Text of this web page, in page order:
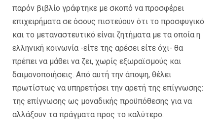
παρόν βιβλίο γράφτηκε με σκοπό να προσφέρει
επιχειρήματα σε όσους πιστεύουν ότι το προσφυγικό
και το μεταναστευτικό είναι ζητήματα με τα οποία η
ελληνική κοινωνία -είτε της αρέσει είτε όχι- θα
πρέπει να μάθει να ζει, χωρίς εξωραϊσμούς και
δαιμονοποιήσεις. Από αυτή την άποψη, θέλει
πρωτίστως να υπηρετήσει την αρετή της επίγνωσης:
της επίγνωσης ως μοναδικής προϋπόθεσης για να
αλλάξουν τα πράγματα προς το καλύτερο.